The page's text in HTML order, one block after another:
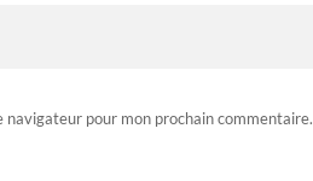
pour mon prochain commentaire.